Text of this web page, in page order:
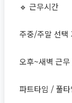
🔹 근무시간
주중/주말 선택
오후~새벽 근
파트타임 / 풀